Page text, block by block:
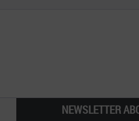
NEWSLETTER